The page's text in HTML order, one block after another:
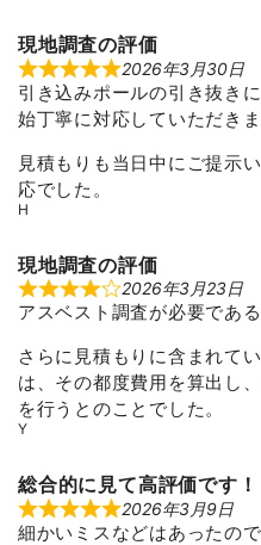
現地調査の評価
R
a
t
e
5
o
u
5
2026年3月30日
引き込みポールの引き抜き
始丁寧に対応していただきま
見積もりも当日中にご提示
応でした。
H
現地調査の評価
R
a
e
d
4
o
u
5
2026年3月23日
アスベスト調査が必要であ
さらに見積もりに含まれて
は、その都度費用を算出し
を行うとのことでした。
Y
総合的に見て高評価です！
R
a
2026年3月9日
細かいミスなどはあったの